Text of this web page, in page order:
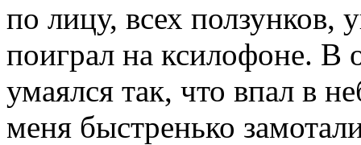
по лицу, всех ползунков,
поиграл на ксилофоне. В
умаялся так, что впал в
меня быстренько